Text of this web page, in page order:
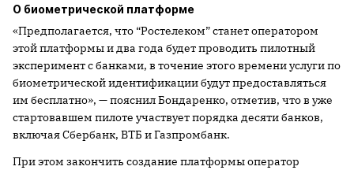
О биометрической платформе
«Предполагается, что “Ростелеком” станет оператором
этой платформы и два года будет проводить пилотный
эксперимент с банками, в точение этого времени услуги по
биометрической идентификации будут предоставляться
им бесплатно», — пояснил Бондаренко, отметив, что в уже
стартовавшем пилоте участвует порядка десяти банков,
включая Сбербанк, ВТБ и Газпромбанк.
При этом закончить создание платформы оператор